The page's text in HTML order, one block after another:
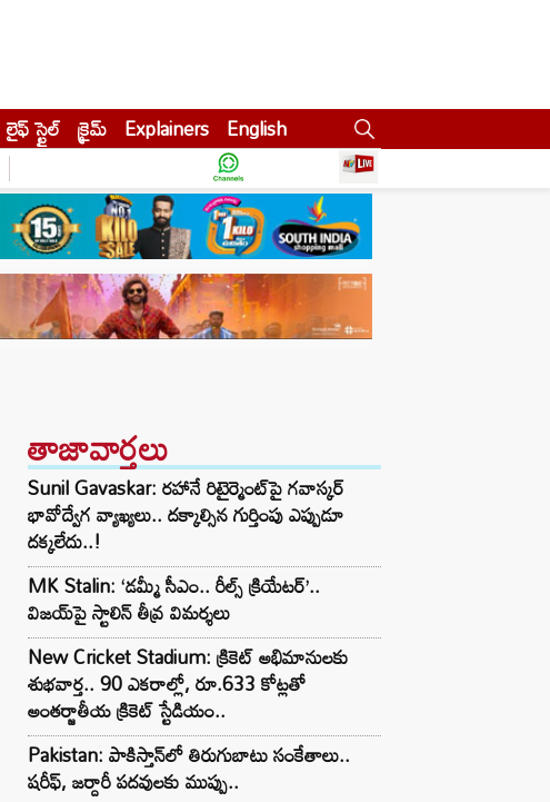
లైఫ్ స్టైల్ క్రైమ్ Explainers English
తాజావార్తలు
Sunil Gavaskar: రహానే రిటైర్మెంట్‌పై గవాస్కర్
భావోద్వేగ వ్యాఖ్యలు.. దక్కాల్సిన గుర్తింపు ఎప్పుడూ
దక్కలేదు..!
MK Stalin: ‘డమ్మీ సీఎం.. రీల్స్ క్రియేటర్’..
విజయ్‌పై స్టాలిన్ తీవ్ర విమర్శలు
New Cricket Stadium: క్రికెట్ అభిమానులకు
శుభవార్త.. 90 ఎకరాల్లో, రూ.633 కోట్లతో
అంతర్జాతీయ క్రికెట్ స్టేడియం..
Pakistan: పాకిస్తాన్‌లో తిరుగుబాటు సంకేతాలు..
షరీఫ్, జర్దారీ పదవులకు ముప్పు..